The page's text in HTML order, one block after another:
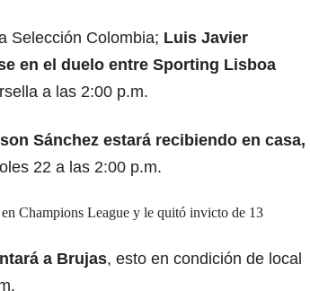
Selección Colombia; Luis Javier
en el duelo entre Sporting Lisboa
a las 2:00 p.m.
Sánchez estará recibiendo en casa,
22 a las 2:00 p.m.
Champions League y le quitó invicto de 13
a Brujas, esto en condición de local